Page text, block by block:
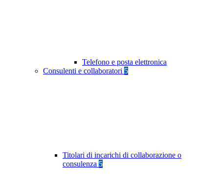
Telefono e posta elettronica
Consulenti e collaboratori 5
Titolari di incarichi di collaborazione o
consulenza 5